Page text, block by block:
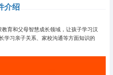
介绍
育和父母智慧成长领域，让孩子学习汉
学习亲子关系、家校沟通等方面知识的